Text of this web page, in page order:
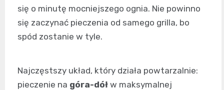
się o minutę mocniejszego ognia. Nie powinno
się zaczynać pieczenia od samego grilla, bo
spód zostanie w tyle.
Najczęstszy układ, który działa powtarzalnie:
pieczenie na góra-dół w maksymalnej